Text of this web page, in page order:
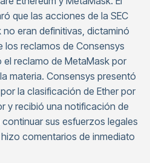
que las acciones de la SEC
eran definitivas, dictaminó
los reclamos de Consensys
reclamo de MetaMask por
materia. Consensys presentó
la clasificación de Ether por
y recibió una notificación de
sus esfuerzos legales
hizo comentarios de inmediato